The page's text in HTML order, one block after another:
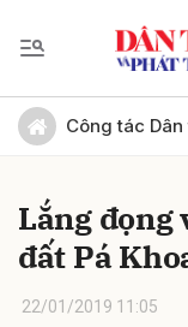
Công tác Dân
Lắng đọng
đất Pá
22/01/2019 11:05
Gửi bình luận